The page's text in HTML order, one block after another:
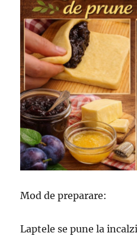
Mod de preparare:
Laptele se pune la